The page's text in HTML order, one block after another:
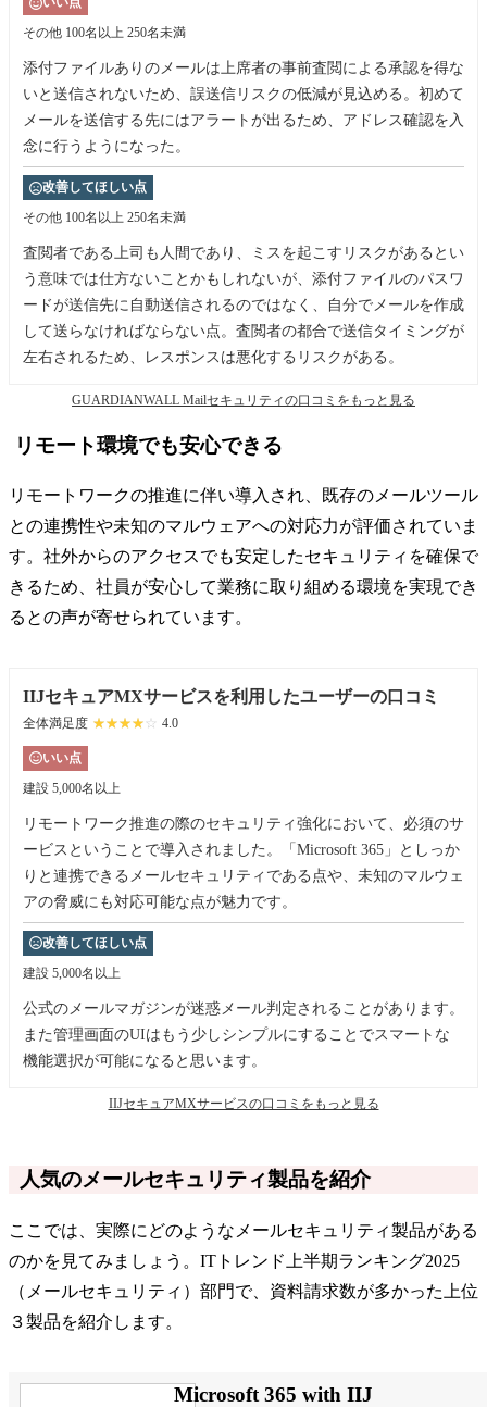
その他 100名以上 250名未満
添付ファイルありのメールは上席者の事前査閲による承認を得な
いと送信されないため、誤送信リスクの低減が見込める。初めて
メールを送信する先にはアラートが出るため、アドレス確認を入
念に行うようになった。
改善してほしい点
その他 100名以上 250名未満
査閲者である上司も人間であり、ミスを起こすリスクがあるとい
う意味では仕方ないことかもしれないが、添付ファイルのパスワ
ードが送信先に自動送信されるのではなく、自分でメールを作成
して送らなければならない点。査閲者の都合で送信タイミングが
左右されるため、レスポンスは悪化するリスクがある。
GUARDIANWALL Mailセキュリティの口コミをもっと見る
リモート環境でも安心できる
リモートワークの推進に伴い導入され、既存のメールツール
との連携性や未知のマルウェアへの対応力が評価されていま
す。社外からのアクセスでも安定したセキュリティを確保で
きるため、社員が安心して業務に取り組める環境を実現でき
るとの声が寄せられています。
IIJセキュアMXサービスを利用したユーザーの口コミ
全体満足度 ☆☆☆☆☆
★★★★★ 4.0
いい点
建設 5,000名以上
リモートワーク推進の際のセキュリティ強化において、必須のサ
ービスということで導入されました。「Microsoft 365」としっか
りと連携できるメールセキュリティである点や、未知のマルウェ
アの脅威にも対応可能な点が魅力です。
改善してほしい点
建設 5,000名以上
公式のメールマガジンが迷惑メール判定されることがあります。
また管理画面のUIはもう少しシンプルにすることでスマートな
機能選択が可能になると思います。
IIJセキュアMXサービスの口コミをもっと見る
人気のメールセキュリティ製品を紹介
ここでは、実際にどのようなメールセキュリティ製品がある
のかを見てみましょう。ITトレンド上半期ランキング2025
（メールセキュリティ）部門で、資料請求数が多かった上位
３製品を紹介します。
Microsoft 365 with IIJ